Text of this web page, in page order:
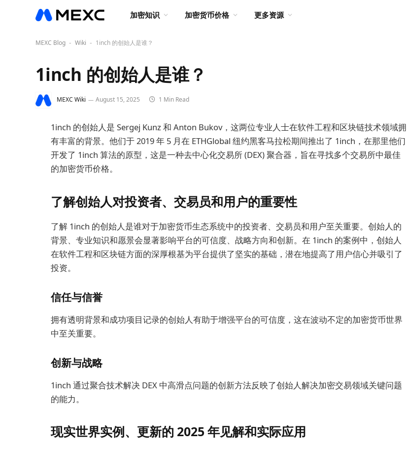
加密知识 加密货币价格 更多资源
MEXC Blog - Wiki - 1inch 的创始人是谁？
1inch 的创始人是谁？
MEXC Wiki August 15, 2025 1 Min Read
1inch 的创始人是 Sergej Kunz 和 Anton Bukov，这两位专业人士在软件工程和区块链技术领域拥
有丰富的背景。他们于 2019 年 5 月在 ETHGlobal 纽约黑客马拉松期间推出了 1inch，在那里他们
开发了 1inch 算法的原型，这是一种去中心化交易所 (DEX) 聚合器，旨在寻找多个交易所中最佳
的加密货币价格。
了解创始人对投资者、交易员和用户的重要性
了解 1inch 的创始人是谁对于加密货币生态系统中的投资者、交易员和用户至关重要。创始人的
背景、专业知识和愿景会显著影响平台的可信度、战略方向和创新。在 1inch 的案例中，创始人
在软件工程和区块链方面的深厚根基为平台提供了坚实的基础，潜在地提高了用户信心并吸引了
投资。
信任与信誉
拥有透明背景和成功项目记录的创始人有助于增强平台的可信度，这在波动不定的加密货币世界
中至关重要。
创新与战略
1inch 通过聚合技术解决 DEX 中高滑点问题的创新方法反映了创始人解决加密交易领域关键问题
的能力。
现实世界实例、更新的 2025 年见解和实际应用